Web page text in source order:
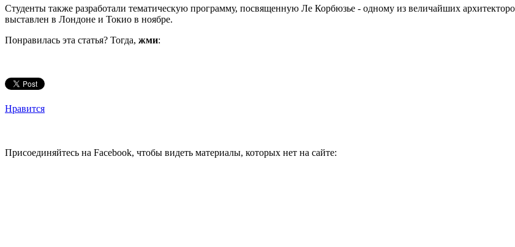
Студенты также разработали тематическую программу, посвященную Ле Корбюзье - одному из величайших
выставлен в Лондоне и Токио в ноябре.
Понравилась эта статья? Тогда, жми:
Нравится
Присоединяйтесь на Facebook, чтобы видеть материалы, которых нет на сайте: